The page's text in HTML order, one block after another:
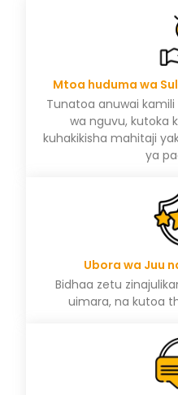
Mtoa huduma wa
Tunatoa anuwai
wa nguvu, kutoka
kuhakikisha mahitaji
ya
Ubora wa Juu
Bidhaa zetu
uimara, na kutoa